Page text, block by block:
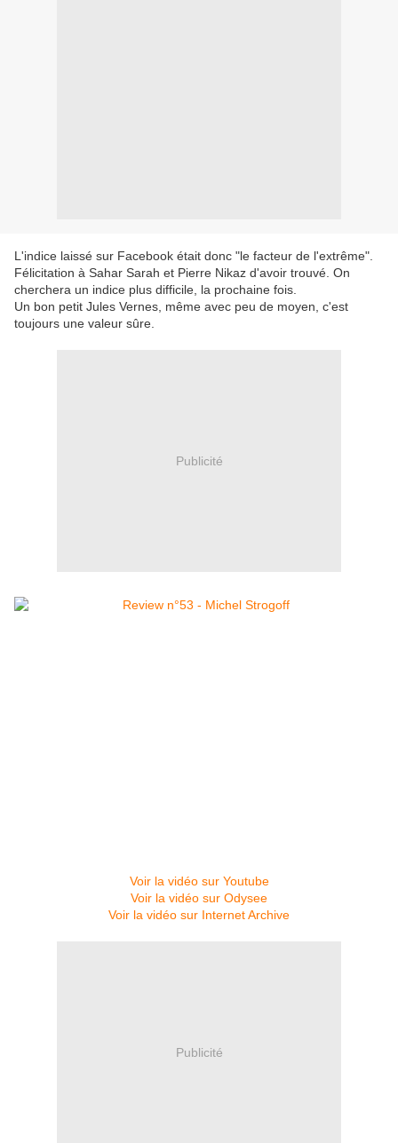
L'indice laissé sur Facebook était donc "le facteur de l'extrême".
Félicitation à Sahar Sarah et Pierre Nikaz d'avoir trouvé. On
cherchera un indice plus difficile, la prochaine fois.
Un bon petit Jules Vernes, même avec peu de moyen, c'est
toujours une valeur sûre.
Publicité
Voir la vidéo sur Youtube
Voir la vidéo sur Odysee
Voir la vidéo sur Internet Archive
Publicité